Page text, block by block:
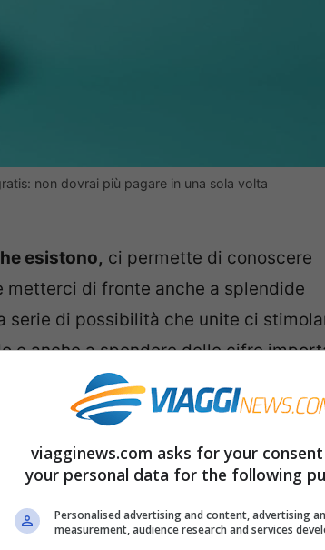
non dovrai più pagare in una sola volta
esistono, ci permette di conoscere
di fronte anche a splendide
serie di possibilità che unite ci
e anche a spendere delle cifre
nostri problemi che ci portano o a
a goderci a fondo o ancor
la quadra per una possibilità ancor
viaggiare ma anche a farlo in tutta
Andiamo dunque a vedere
viagginews.com asks for your
your personal data for the following
Personalised advertising and content, advertising
measurement, audience research and services